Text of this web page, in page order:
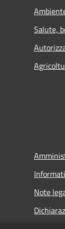
Salute,
Note